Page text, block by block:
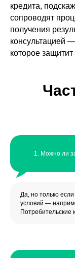
кредита,
сопроводят
получения
консультацией
которое
Можно ли
Да, но только
условий —
Потребительские